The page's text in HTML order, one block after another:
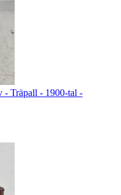
- Träpall - 1900-tal -